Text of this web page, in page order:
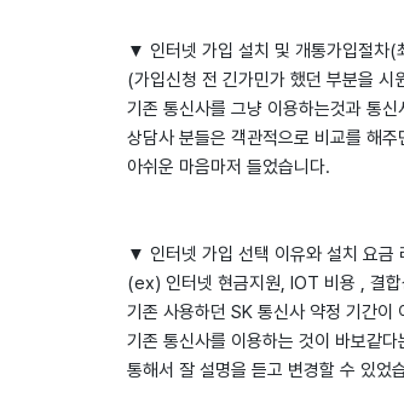
▼ 인터넷 가입 설치 및 개통가입절차
(가입신청 전 긴가민가 했던 부분을
기존 통신사를 그냥 이용하는것과 통
상담사 분들은 객관적으로 비교를 해
아쉬운 마음마저 들었습니다.
▼ 인터넷 가입 선택 이유와 설치 요
(ex) 인터넷 현금지원, IOT 비용 , 결
기존 사용하던 SK 통신사 약정 기간이
기존 통신사를 이용하는 것이 바보같
통해서 잘 설명을 듣고 변경할 수 있었